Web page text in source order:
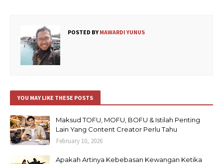
POSTED BY MAWARDI YUNUS
YOU MAY LIKE THESE POSTS
Maksud TOFU, MOFU, BOFU & Istilah Penting
Lain Yang Content Creator Perlu Tahu
February 10, 2026
Apakah Artinya Kebebasan Kewangan Ketika